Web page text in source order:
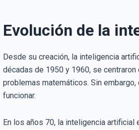
Evolución de la
Desde su creación, la inteligencia
décadas de 1950 y 1960, se
problemas matemáticos. Sin
funcionar.
En los años 70, la inteligencia artificial